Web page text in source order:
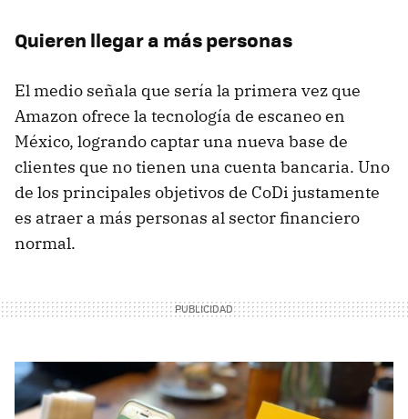
Quieren llegar a más personas
El medio señala que sería la primera vez que
Amazon ofrece la tecnología de escaneo en
México, logrando captar una nueva base de
clientes que no tienen una cuenta bancaria. Uno
de los principales objetivos de CoDi justamente
es atraer a más personas al sector financiero
normal.